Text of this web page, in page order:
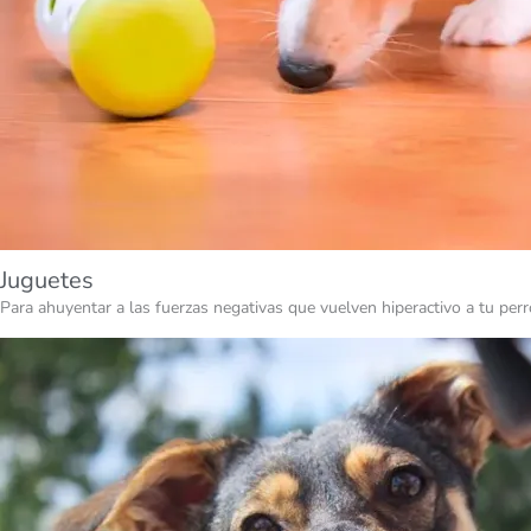
Juguetes
Para ahuyentar a las fuerzas negativas que vuelven hiperactivo a tu